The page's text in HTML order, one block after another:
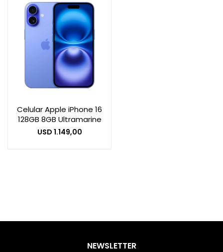
Celular Apple iPhone 16
128GB 8GB Ultramarine
USD 1.149,00
NEWSLETTER
Zona Home
Movilidad Eléctrica